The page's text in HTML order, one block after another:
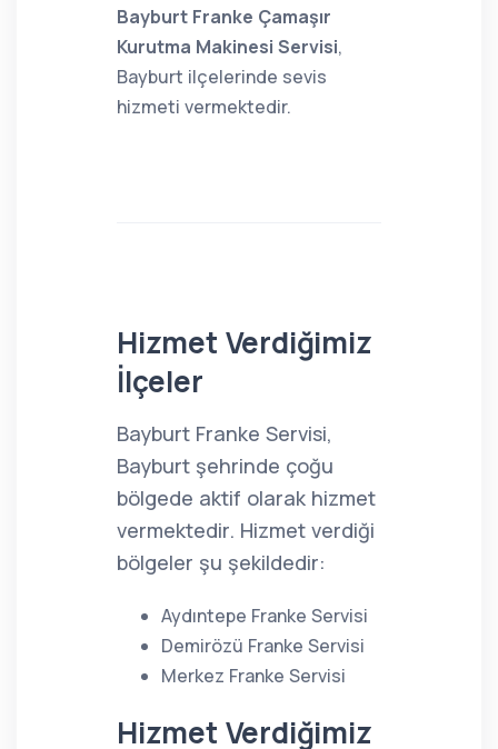
Bayburt Franke Çamaşır
Kurutma Makinesi Servisi,
Bayburt ilçelerinde sevis
hizmeti vermektedir.
Hizmet Verdiğimiz
İlçeler
Bayburt Franke Servisi,
Bayburt şehrinde çoğu
bölgede aktif olarak hizmet
vermektedir. Hizmet verdiği
bölgeler şu şekildedir:
Aydıntepe Franke Servisi
Demirözü Franke Servisi
Merkez Franke Servisi
Hizmet Verdiğimiz